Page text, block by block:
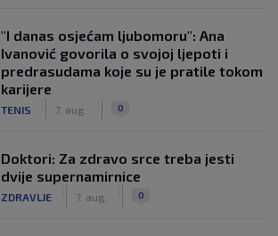
"I danas osjećam ljubomoru": Ana
Ivanović govorila o svojoj ljepoti i
predrasudama koje su je pratile tokom
karijere
TENIS 7. aug. 0
Doktori: Za zdravo srce treba jesti
dvije supernamirnice
ZDRAVLJE 7. aug. 0